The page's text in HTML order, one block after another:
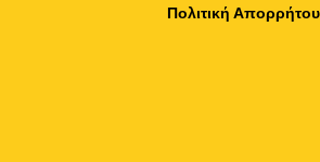
Πολιτική Απορρήτου